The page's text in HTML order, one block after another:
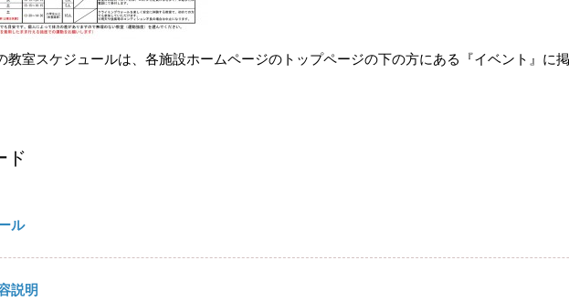
室スケジュールは、各施設ホームページのトップページの下の方にある『イベント』に掲
ド
ル
説明